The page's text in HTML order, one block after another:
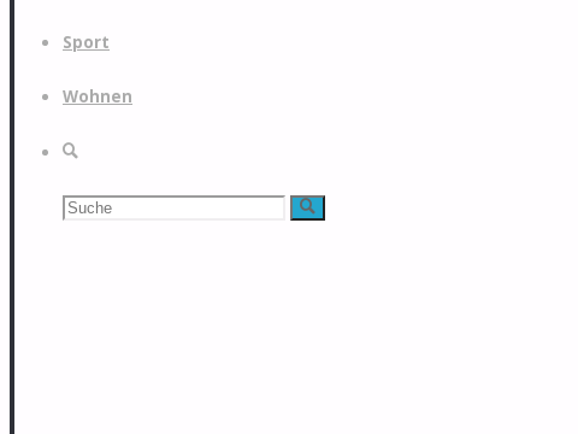
Sport
Wohnen
Suchen Suche